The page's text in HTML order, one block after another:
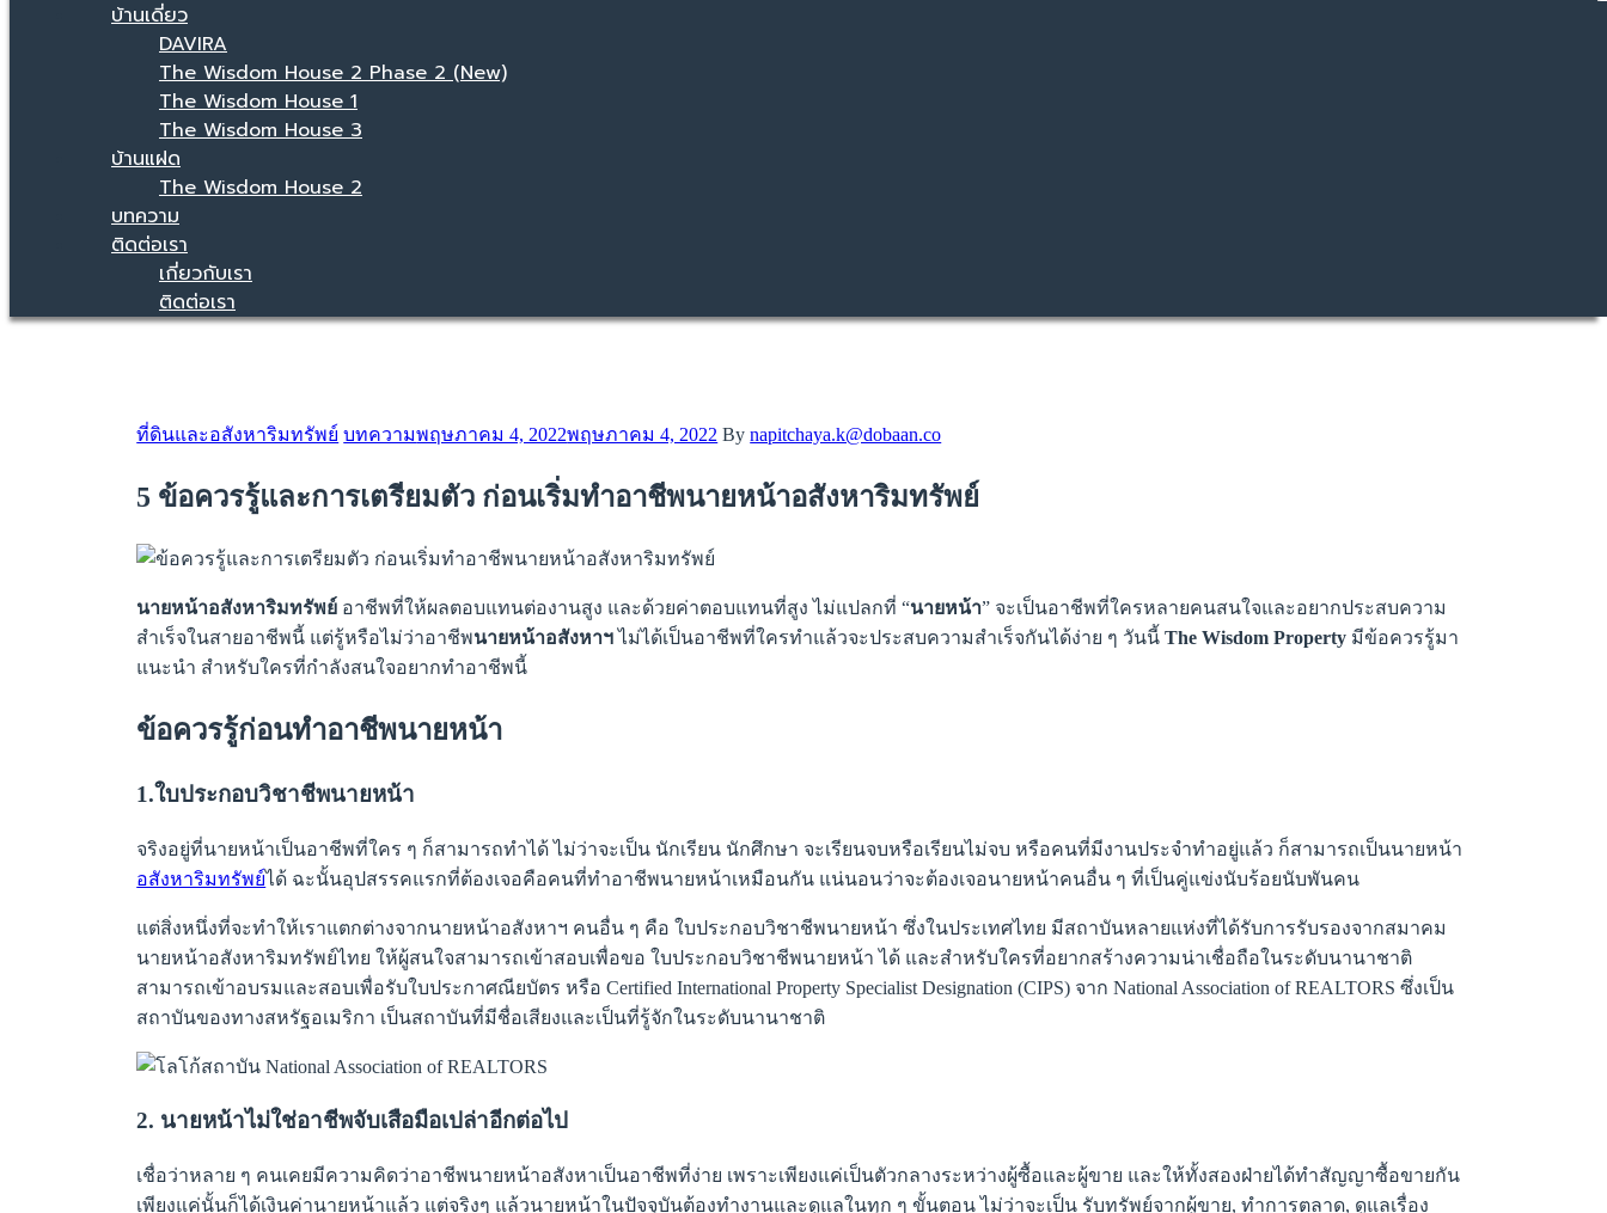
บ้านเดี่ยว
DAVIRA
The Wisdom House 2 Phase 2 (New)
The Wisdom House 1
The Wisdom House 3
บ้านแฝด
The Wisdom House 2
บทความ
ติดต่อเรา
เกี่ยวกับเรา
ติดต่อเรา
Categories
ที่ดินและอสังหาริมทรัพย์ บทความพฤษภาคม 4, 2022พฤษภาคม 4, 2022 Bynapitchaya.k@dobaan.co
5 ข้อควรรู้และการเตรียมตัว ก่อนเริ่มทำอาชีพนายหน้าอสังหาริมทรัพย์
นายหน้าอสังหาริมทรัพย์ อาชีพที่ให้ผลตอบแทนต่องานสูง และด้วยค่าตอบแทนที่สูง ไม่แปลกที่ “นายหน้า” จะเป็นอาชีพที่ใครหลายคนสนใจและอยากประสบความ
สำเร็จในสายอาชีพนี้ แต่รู้หรือไม่ว่าอาชีพนายหน้าอสังหาฯไม่ได้เป็นอาชีพที่ใครทำแล้วจะประสบความสำเร็จกันได้ง่าย ๆ วันนี้ The Wisdom Property มีข้อควรรู้มา
แนะนำ สำหรับใครที่กำลังสนใจอยากทำอาชีพนี้
ข้อควรรู้ก่อนทำอาชีพนายหน้า
1.ใบประกอบวิชาชีพนายหน้า
จริงอยู่ที่นายหน้าเป็นอาชีพที่ใคร ๆ ก็สามารถทำได้ ไม่ว่าจะเป็น นักเรียน นักศึกษา จะเรียนจบหรือเรียนไม่จบ หรือคนที่มีงานประจำทำอยู่แล้ว ก็สามารถเป็นนายหน้า
อสังหาริมทรัพย์ได้ ฉะนั้นอุปสรรคแรกที่ต้องเจอคือคนที่ทำอาชีพนายหน้าเหมือนกัน แน่นอนว่าจะต้องเจอนายหน้าคนอื่น ๆ ที่เป็นคู่แข่งนับร้อยนับพันคน
แต่สิ่งหนึ่งที่จะทำให้เราแตกต่างจากนายหน้าอสังหาฯ คนอื่น ๆ คือ ใบประกอบวิชาชีพนายหน้า ซึ่งในประเทศไทย มีสถาบันหลายแห่งที่ได้รับการรับรองจากสมาคม
นายหน้าอสังหาริมทรัพย์ไทย ให้ผู้สนใจสามารถเข้าสอบเพื่อขอ ใบประกอบวิชาชีพนายหน้า ได้ และสำหรับใครที่อยากสร้างความน่าเชื่อถือในระดับนานาชาติ
สามารถเข้าอบรมและสอบเพื่อรับใบประกาศณียบัตร หรือ Certified International Property Specialist Designation (CIPS) จาก National Association of REALTORS ซึ่งเป็น
สถาบันของทางสหรัฐอเมริกา เป็นสถาบันที่มีชื่อเสียงและเป็นที่รู้จักในระดับนานาชาติ
2. นายหน้าไม่ใช่อาชีพจับเสือมือเปล่าอีกต่อไป
เชื่อว่าหลาย ๆ คนเคยมีความคิดว่าอาชีพนายหน้าอสังหาเป็นอาชีพที่ง่าย เพราะเพียงแค่เป็นตัวกลางระหว่างผู้ซื้อและผู้ขาย และให้ทั้งสองฝ่ายได้ทำสัญญาซื้อขายกัน
เพียงแค่นั้นก็ได้เงินค่านายหน้าแล้ว แต่จริงๆ แล้วนายหน้าในปัจจุบันต้องทำงานและดูแลในทุก ๆ ขั้นตอน ไม่ว่าจะเป็น รับทรัพย์จากผู้ขาย, ทำการตลาด, ดูแลเรื่อง